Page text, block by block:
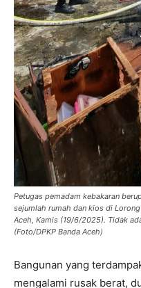
Petugas pemadam kebakaran
sejumlah rumah dan kios di
Aceh, Kamis (19/6/2025). Tidak
(Foto/DPKP Banda Aceh)
Bangunan yang
mengalami rusak berat,